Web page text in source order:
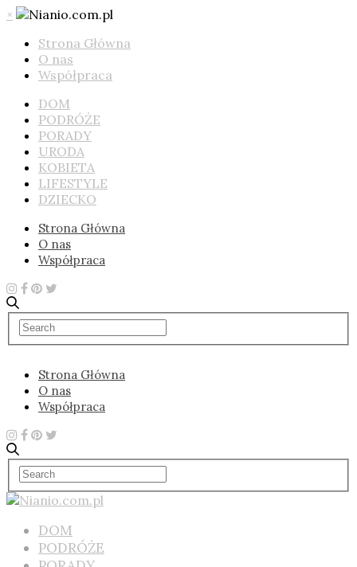
×
Strona Główna
O nas
Współpraca
DOM
PODRÓŻE
PORADY
URODA
KOBIETA
LIFESTYLE
DZIECKO
Strona Główna
O nas
Współpraca
Strona Główna
O nas
Współpraca
DOM
PODRÓŻE